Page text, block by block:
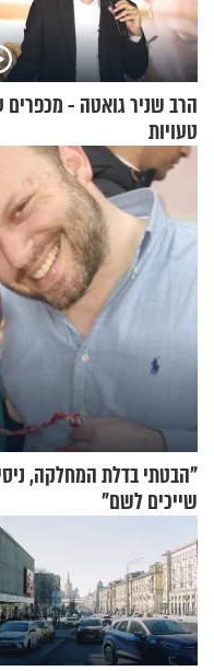
הרב שניר גואטה - מכפרים
טעויות
"הבטתי בדלת המחלקה,
שייכים לשם"